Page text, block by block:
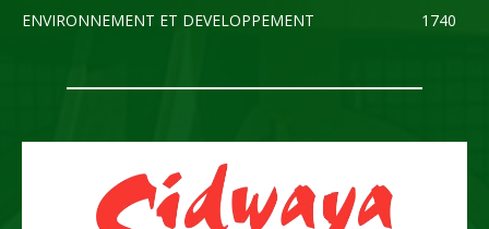
ENVIRONNEMENT ET DEVELOPPEMENT
1740